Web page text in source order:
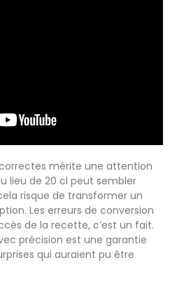
mérite une attention
lieu de 20 cl peut sembler
risque de transformer un
Les erreurs de conversion
de la recette, c’est un fait.
précision est une garantie
qui auraient pu être